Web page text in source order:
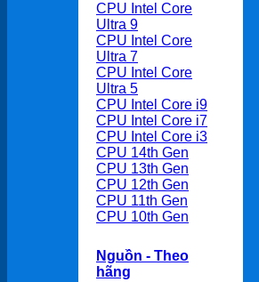
CPU Intel Core
Ultra 9
CPU Intel Core
Ultra 7
CPU Intel Core
Ultra 5
CPU Intel Core i9
CPU Intel Core i7
CPU Intel Core i3
CPU 14th Gen
CPU 13th Gen
CPU 12th Gen
CPU 11th Gen
CPU 10th Gen
Nguồn - Theo
hãng